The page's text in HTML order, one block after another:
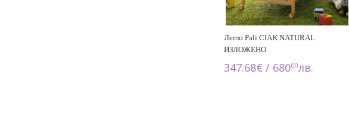
Легло Pali CIAK NATURAL
ИЗЛОЖЕНО
347.68€ / 68000лв.